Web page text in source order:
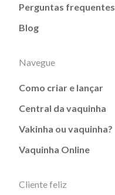
Perguntas frequentes
Blog
Navegue
Como criar e lançar
Central da vaquinha
Vakinha ou vaquinha?
Vaquinha Online
Cliente feliz